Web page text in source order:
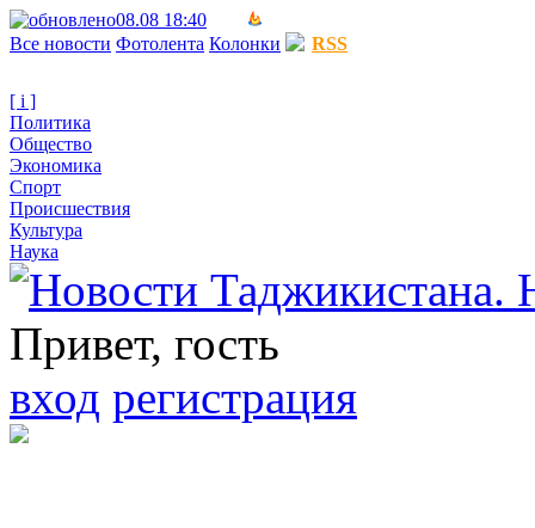
08.08 18:40
Все новости Фотолента Колонки RSS
[ i ]
Политика
Общество
Экономика
Спорт
Происшествия
Культура
Наука
Привет, гость
вход регистрация